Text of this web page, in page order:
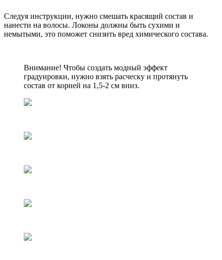
Следуя инструкции, нужно смешать красящий состав и
нанести на волосы. Локоны должны быть сухими и
немытыми, это поможет снизить вред химического состава.
Внимание! Чтобы создать модный эффект
градуировки, нужно взять расческу и протянуть
состав от корней на 1,5-2 см вниз.